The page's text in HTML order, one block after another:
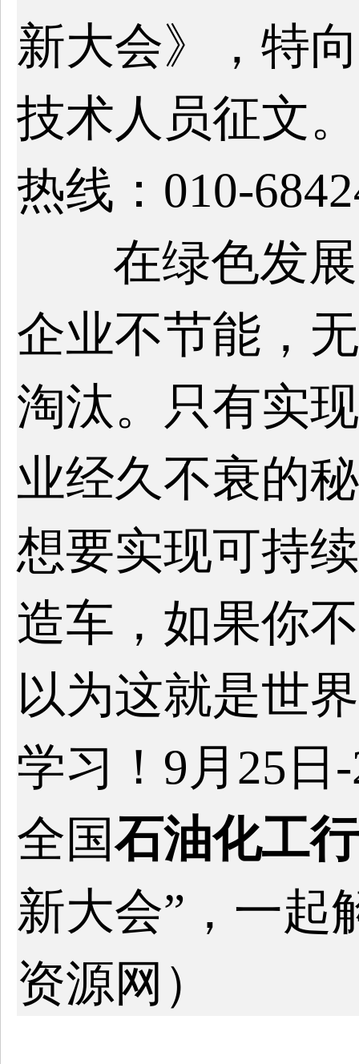
新大会》，特
技术人员征文
热线：010-
在绿色发
企业不节能，
淘汰。只有实
业经久不衰的
想要实现可持
造车，如果你
以为这就是世
学习！9月25日
全国石油化工
新大会”，一起
资源网）